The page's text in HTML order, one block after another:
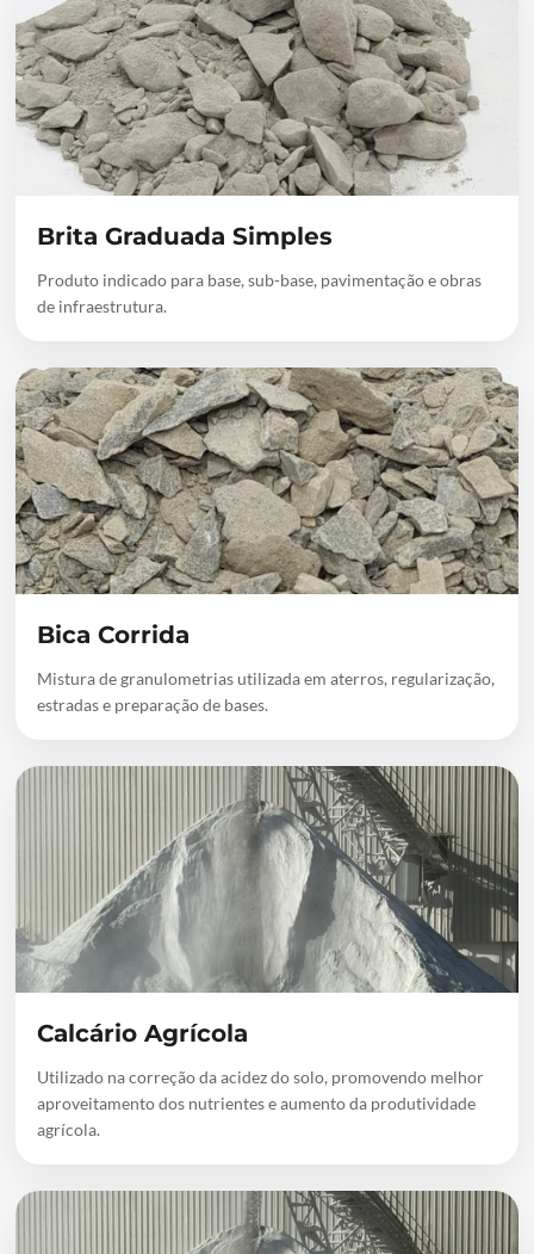
Brita Graduada Simples
Produto indicado para base, sub-base, pavimentação e obras
de infraestrutura.
Bica Corrida
Mistura de granulometrias utilizada em aterros, regularização,
estradas e preparação de bases.
Calcário Agrícola
Utilizado na correção da acidez do solo, promovendo melhor
aproveitamento dos nutrientes e aumento da produtividade
agrícola.